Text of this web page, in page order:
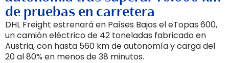
de pruebas en carretera
DHL Freight estrenará en Países Bajos el eTopas 600,
un camión eléctrico de 42 toneladas fabricado en
Austria, con hasta 560 km de autonomía y carga del
20 al 80% en menos de 38 minutos.